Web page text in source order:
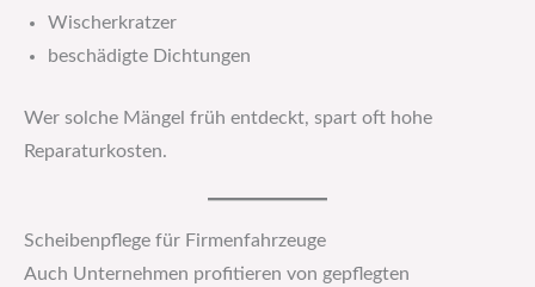
Wischerkratzer
beschädigte Dichtungen
Wer solche Mängel früh entdeckt, spart oft hohe
Reparaturkosten.
Scheibenpflege für Firmenfahrzeuge
Auch Unternehmen profitieren von gepflegten